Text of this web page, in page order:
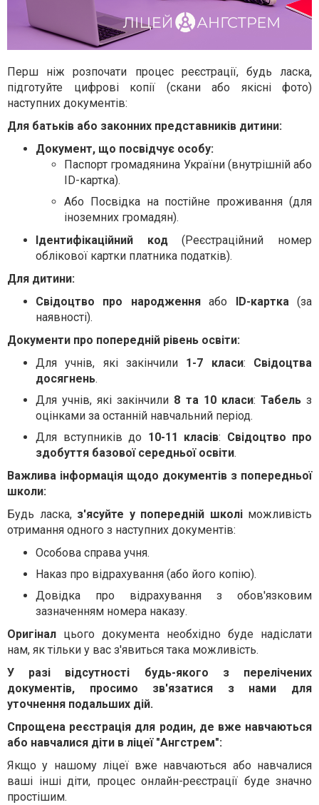
Перш ніж розпочати процес реєстрації, будь ласка,
підготуйте цифрові копії (скани або якісні фото)
наступних документів:
Для батьків або законних представників дитини:
Документ, що посвідчує особу:
Паспорт громадянина України (внутрішній або
ID-картка).
Або Посвідка на постійне проживання (для
іноземних громадян).
Ідентифікаційний код(Реєстраційний номер
облікової картки платника податків).
Для дитини:
Свідоцтво про народженняабо ID-картка (за
наявності).
Документи про попередній рівень освіти:
Для учнів, які закінчили 1-7 класи: Свідоцтва
досягнень.
Для учнів, які закінчили 8 та 10 класи: Табельз
оцінками за останній навчальний період.
Для вступників до 10-11 класів: Свідоцтво про
здобуття базової середньої освіти.
Важлива інформація щодо документів з попередньої
школи:
Будь ласка, з'ясуйте у попередній школіможливість
отримання одного з наступних документів:
Особова справа учня.
Наказ про відрахування (або його копію).
Довідка про відрахування з обов'язковим
зазначенням номера наказу.
Оригінал цього документа необхідно буде надіслати
нам, як тільки у вас з'явиться така можливість.
У разі відсутності будь-якого з перелічених
документів, просимо зв'язатися з нами для
уточнення подальших дій.
Спрощена реєстрація для родин, де вже навчаються
або навчалися діти в ліцеї "Ангстрем":
Якщо у нашому ліцеї вже навчаються або навчалися
ваші інші діти, процес онлайн-реєстрації буде значно
простішим.